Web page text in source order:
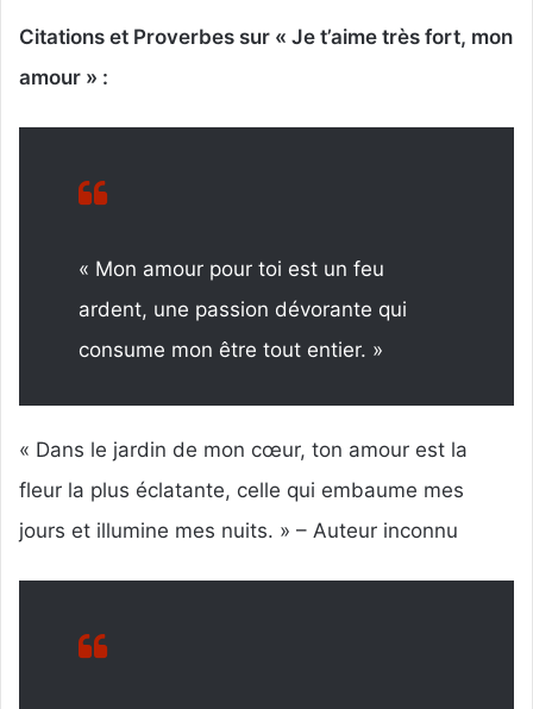
Citations et Proverbes sur « Je t’aime très fort, mon
amour » :
« Mon amour pour toi est un feu
ardent, une passion dévorante qui
consume mon être tout entier. »
« Dans le jardin de mon cœur, ton amour est la
fleur la plus éclatante, celle qui embaume mes
jours et illumine mes nuits. » – Auteur inconnu